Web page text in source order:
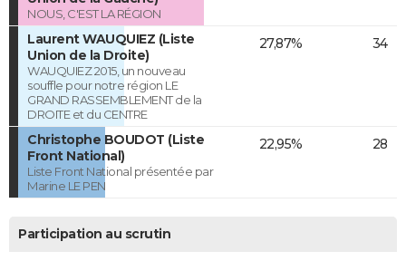
NOUS, C'EST LA RÉGION
Laurent WAUQUIEZ (Liste
Union de la Droite)
WAUQUIEZ 2015, un nouveau
souffle pour notre région LE
GRAND RASSEMBLEMENT de la
DROITE et du CENTRE
27,87% 34
Christophe BOUDOT (Liste
Front National)
Liste Front National présentée par
Marine LE PEN
22,95% 28
Participation au scrutin